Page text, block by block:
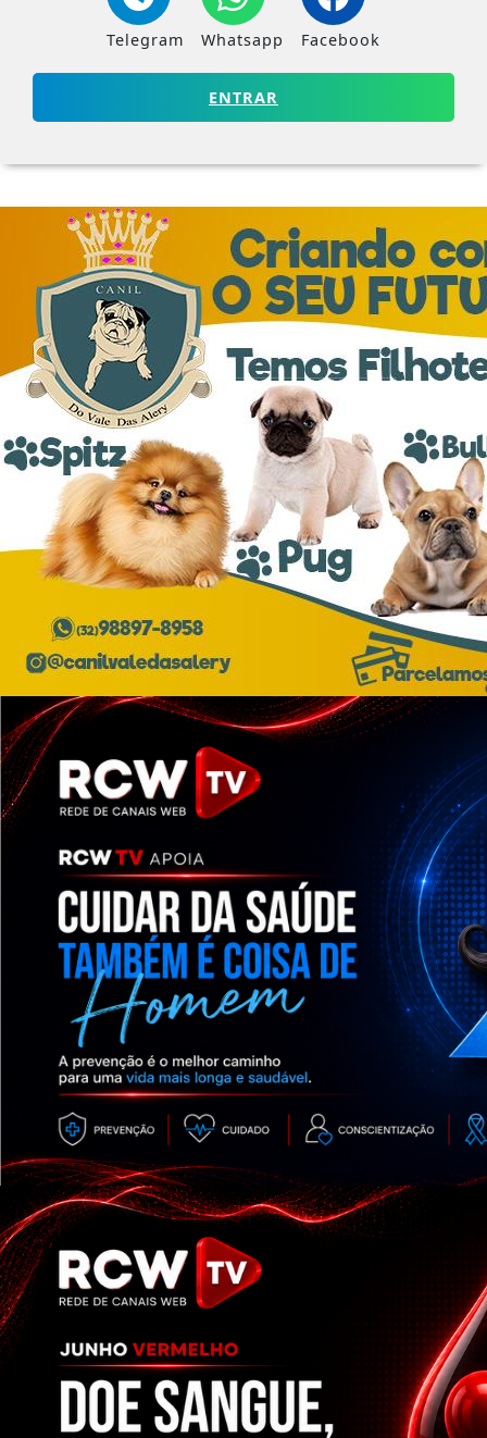
Telegram Whatsapp Facebook
ENTRAR